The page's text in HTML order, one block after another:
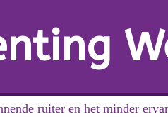
ruiter en het minder